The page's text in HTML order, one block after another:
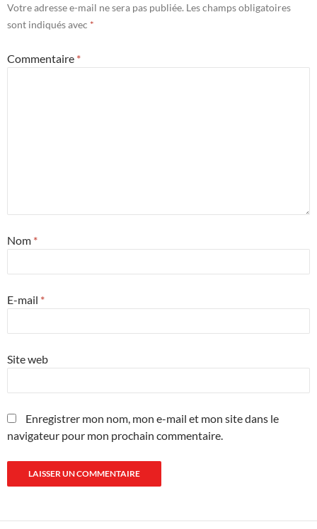
Votre adresse e-mail ne sera pas publiée. Les champs obligatoires
sont indiqués avec *
Commentaire *
Nom *
E-mail *
Site web
Enregistrer mon nom, mon e-mail et mon site dans le
navigateur pour mon prochain commentaire.